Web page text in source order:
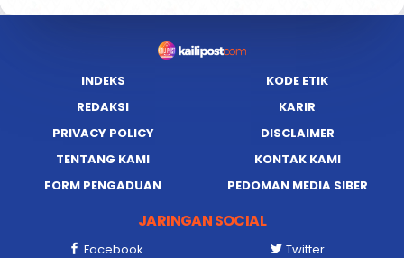
INDEKS
KODE ETIK
REDAKSI
KARIR
PRIVACY POLICY
DISCLAIMER
TENTANG KAMI
KONTAK KAMI
FORM PENGADUAN
PEDOMAN MEDIA SIBER
JARINGAN SOCIAL
Facebook Twitter